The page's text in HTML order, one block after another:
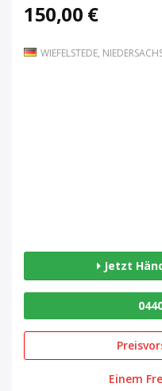
150,00 €
WIEFELSTEDE,
Jetzt
Einem